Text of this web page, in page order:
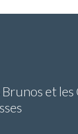
Brunos et